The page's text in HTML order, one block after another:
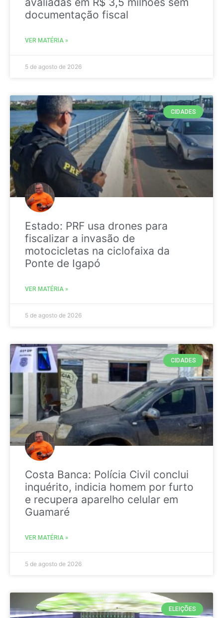
documentação fiscal
VER MATÉRIA »
5 de agosto de 2026
CIDADES
Estado: PRF usa drones para
fiscalizar a invasão de
motocicletas na ciclofaixa da
Ponte de Igapó
VER MATÉRIA »
5 de agosto de 2026
CIDADES
Costa Banca: Polícia Civil conclui
inquérito, indicia homem por furto
e recupera aparelho celular em
Guamaré
VER MATÉRIA »
5 de agosto de 2026
ELEIÇÕES